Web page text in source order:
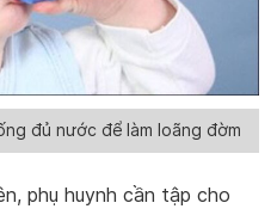
đủ nước để làm loãng đờm
phụ huynh cần tập cho